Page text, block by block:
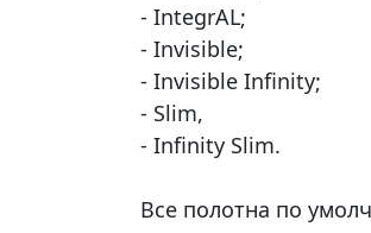
- IntegrAL;
- Invisible;
- Invisible Infinity;
- Slim,
- Infinity Slim.
Все полотна по